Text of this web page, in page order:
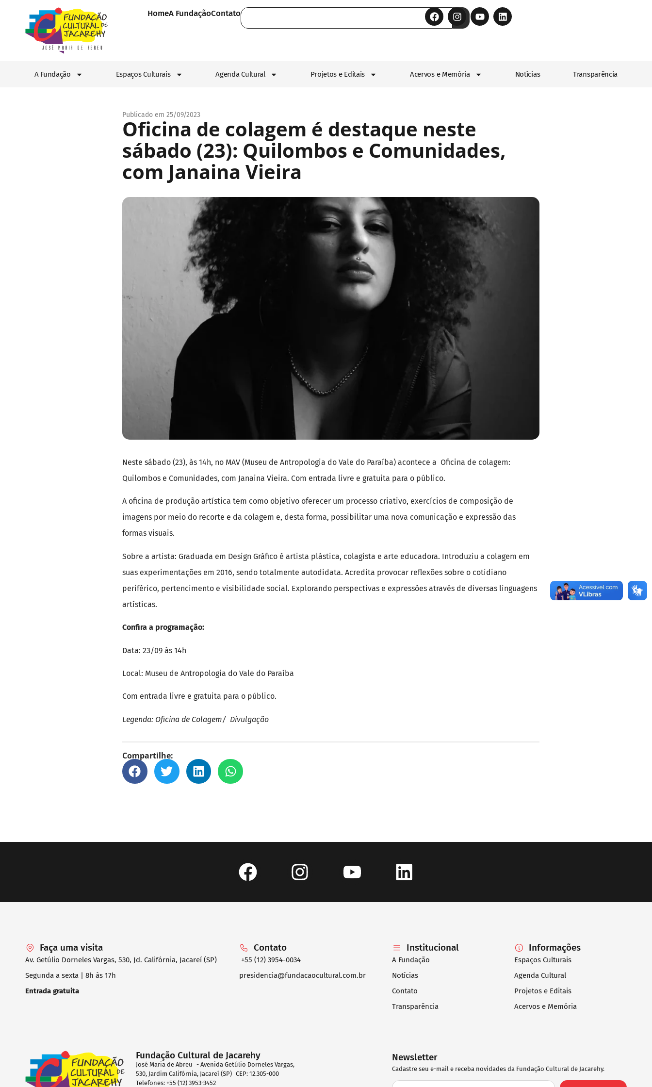
HomeA FundaçãoContato
A Fundação Espaços Culturais Agenda Cultural Projetos e Editais Acervos e Memória Notícias Transparência
Publicado em 25/09/2023
Oficina de colagem é destaque neste
sábado (23): Quilombos e Comunidades,
com Janaina Vieira
Neste sábado (23), às 14h, no MAV (Museu de Antropologia do Vale do Paraíba) acontece a Oficina de colagem:
Quilombos e Comunidades, com Janaina Vieira. Com entrada livre e gratuita para o público.
A oficina de produção artística tem como objetivo oferecer um processo criativo, exercícios de composição de
imagens por meio do recorte e da colagem e, desta forma, possibilitar uma nova comunicação e expressão das
formas visuais.
Sobre a artista: Graduada em Design Gráfico é artista plástica, colagista e arte educadora. Introduziu a colagem em
suas experimentações em 2016, sendo totalmente autodidata. Acredita provocar reflexões sobre o cotidiano
periférico, pertencimento e visibilidade social. Explorando perspectivas e expressões através de diversas linguagens
artísticas.
Confira a programação:
Data: 23/09 às 14h
Local: Museu de Antropologia do Vale do Paraíba
Com entrada livre e gratuita para o público.
Legenda: Oficina de Colagem/ Divulgação
Compartilhe:
Faça uma visita
Av. Getúlio Dorneles Vargas, 530, Jd. Califórnia, Jacareí (SP)
Segunda a sexta | 8h às 17h
Entrada gratuita
Contato
+55 (12) 3954-0034
presidencia@fundacaocultural.com.br
Institucional
A Fundação
Notícias
Contato
Transparência
Informações
Espaços Culturais
Agenda Cultural
Projetos e Editais
Acervos e Memória
Fundação Cultural de Jacarehy
José Maria de Abreu - Avenida Getúlio Dorneles Vargas,
530, Jardim Califórnia, Jacareí (SP) CEP: 12.305-000
Telefones: +55 (12) 3953-3452
Newsletter
Cadastre seu e-mail e receba novidades da Fundação Cultural de Jacarehy.